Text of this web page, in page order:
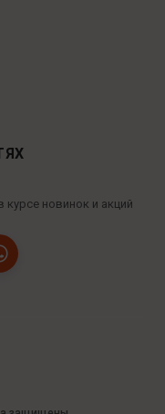
новинок и акций